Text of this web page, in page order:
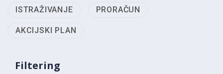
ISTRAŽIVANJE PRORAČUN
AKCIJSKI PLAN
Filtering